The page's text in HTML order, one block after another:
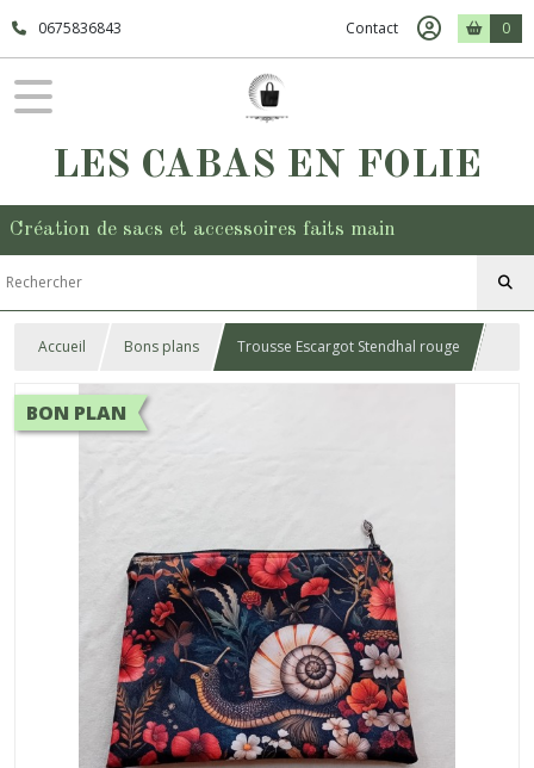
0675836843 Contact 0
LES CABAS EN FOLIE
Création de sacs et accessoires faits main
Accueil Bons plans Trousse Escargot Stendhal rouge
BON PLAN